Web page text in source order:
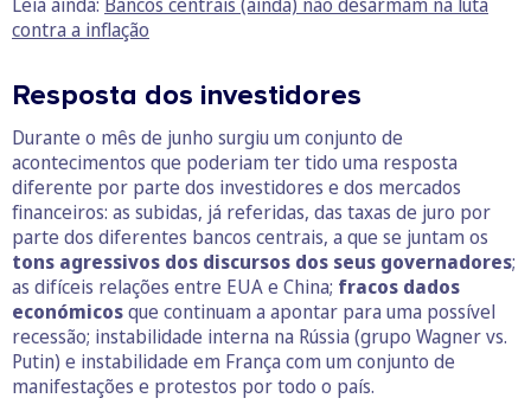
contra a inflação
Resposta dos investidores
Durante o mês de junho surgiu um conjunto de
acontecimentos que poderiam ter tido uma resposta
diferente por parte dos investidores e dos mercados
financeiros: as subidas, já referidas, das taxas de juro por
parte dos diferentes bancos centrais, a que se juntam os
tons agressivos dos discursos dos seus governadores;
as difíceis relações entre EUA e China; fracos dados
económicosque continuam a apontar para uma possível
recessão; instabilidade interna na Rússia (grupo Wagner vs.
Putin) e instabilidade em França com um conjunto de
manifestações e protestos por todo o país.